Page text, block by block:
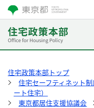
住宅政策本部トップ
住宅セーフティネット
ート住宅）
東京都居住支援協議会